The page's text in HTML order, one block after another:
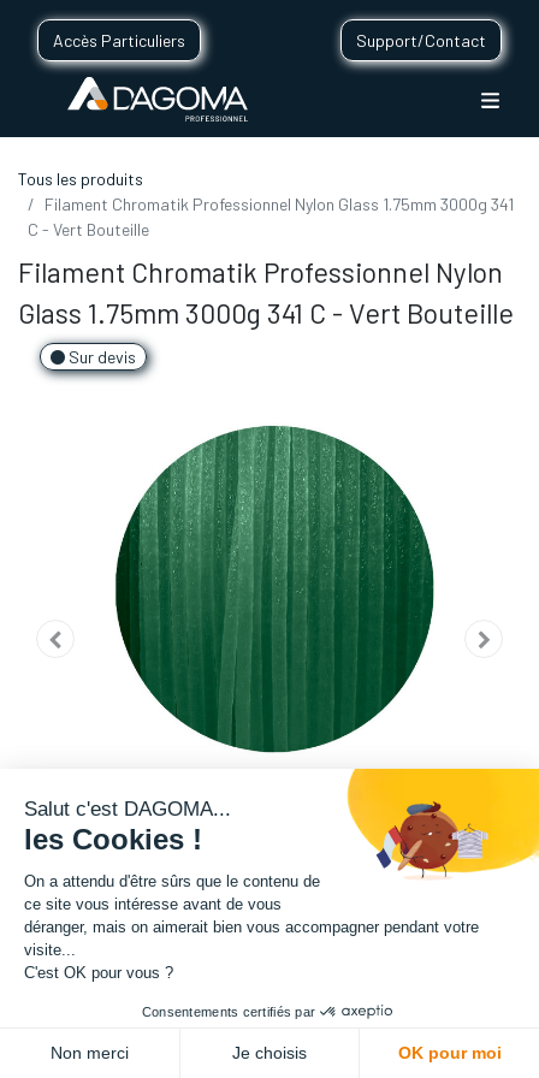
Accès Particuliers Support/Contact
Tous les produits
Filament Chromatik Professionnel Nylon Glass 1.75mm 3000g 341
C - Vert Bouteille
Filament Chromatik Professionnel Nylon
Glass 1.75mm 3000g 341 C - Vert Bouteille
Sur devis
Cette bobine de filament de la teinte Pantone 341 C fait partie de notre
composition, ce filament présente une exceptionnelle qualité en terme de
robustesse. Rigidité, résistance au choc, résistance aux effets de
Salut c'est DAGOMA...
les Cookies !
On a attendu d'être sûrs que le contenu de
ce site vous intéresse avant de vous
déranger, mais on aimerait bien vous accompagner pendant votre
visite...
C'est OK pour vous ?
Consentements certifiés par
Non merci Je choisis OK pour moi